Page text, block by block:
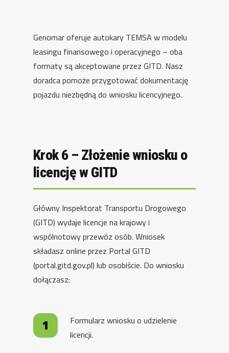
Genomar oferuje autokary TEMSA w modelu
leasingu finansowego i operacyjnego – oba
formaty są akceptowane przez GITD. Nasz
doradca pomoże przygotować dokumentację
pojazdu niezbędną do wniosku licencyjnego.
Krok 6 – Złożenie wniosku o
licencję w GITD
Główny Inspektorat Transportu Drogowego
(GITD) wydaje licencje na krajowy i
wspólnotowy przewóz osób. Wniosek
składasz online przez Portal GITD
(portal.gitd.gov.pl) lub osobiście. Do wniosku
dołączasz:
Formularz wniosku o udzielenie
licencji.